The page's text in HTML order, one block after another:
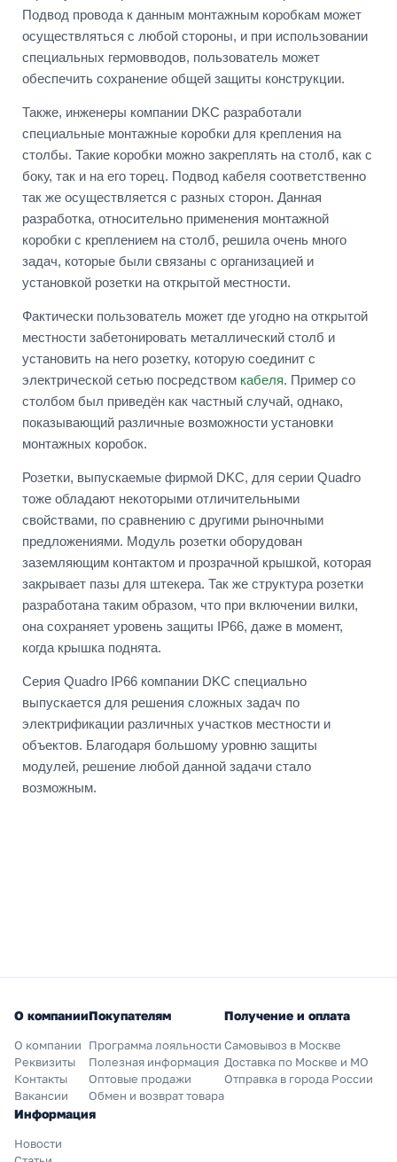
Подвод провода к данным монтажным коробкам может
осуществляться с любой стороны, и при использовании
специальных гермовводов, пользователь может
обеспечить сохранение общей защиты конструкции.
Также, инженеры компании DKC разработали
специальные монтажные коробки для крепления на
столбы. Такие коробки можно закреплять на столб, как с
боку, так и на его торец. Подвод кабеля соответственно
так же осуществляется с разных сторон. Данная
разработка, относительно применения монтажной
коробки с креплением на столб, решила очень много
задач, которые были связаны с организацией и
установкой розетки на открытой местности.
Фактически пользователь может где угодно на открытой
местности забетонировать металлический столб и
установить на него розетку, которую соединит с
электрической сетью посредством кабеля. Пример со
столбом был приведён как частный случай, однако,
показывающий различные возможности установки
монтажных коробок.
Розетки, выпускаемые фирмой DKC, для серии Quadro
тоже обладают некоторыми отличительными
свойствами, по сравнению с другими рыночными
предложениями. Модуль розетки оборудован
заземляющим контактом и прозрачной крышкой, которая
закрывает пазы для штекера. Так же структура розетки
разработана таким образом, что при включении вилки,
она сохраняет уровень защиты IP66, даже в момент,
когда крышка поднята.
Серия Quadro IP66 компании DKC специально
выпускается для решения сложных задач по
электрификации различных участков местности и
объектов. Благодаря большому уровню защиты
модулей, решение любой данной задачи стало
возможным.
О компании
О компании
Реквизиты
Контакты
Вакансии
Покупателям
Программа лояльности
Полезная информация
Оптовые продажи
Обмен и возврат товара
Получение и оплата
Самовывоз в Москве
Доставка по Москве и МО
Отправка в города России
Информация
Новости